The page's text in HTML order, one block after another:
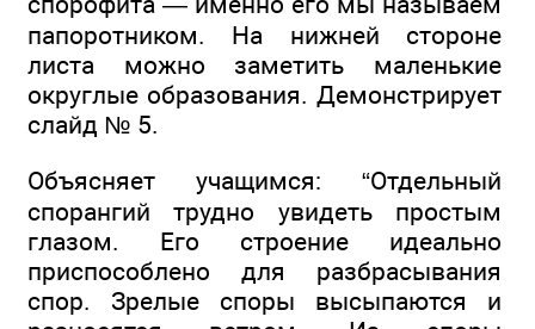
папоротником. На нижней стороне
листа можно заметить маленькие
округлые образования. Демонстрирует
слайд № 5.
Объясняет учащимся: “Отдельный
спорангий трудно увидеть простым
глазом. Его строение идеально
приспособлено для разбрасывания
спор. Зрелые споры высыпаются и